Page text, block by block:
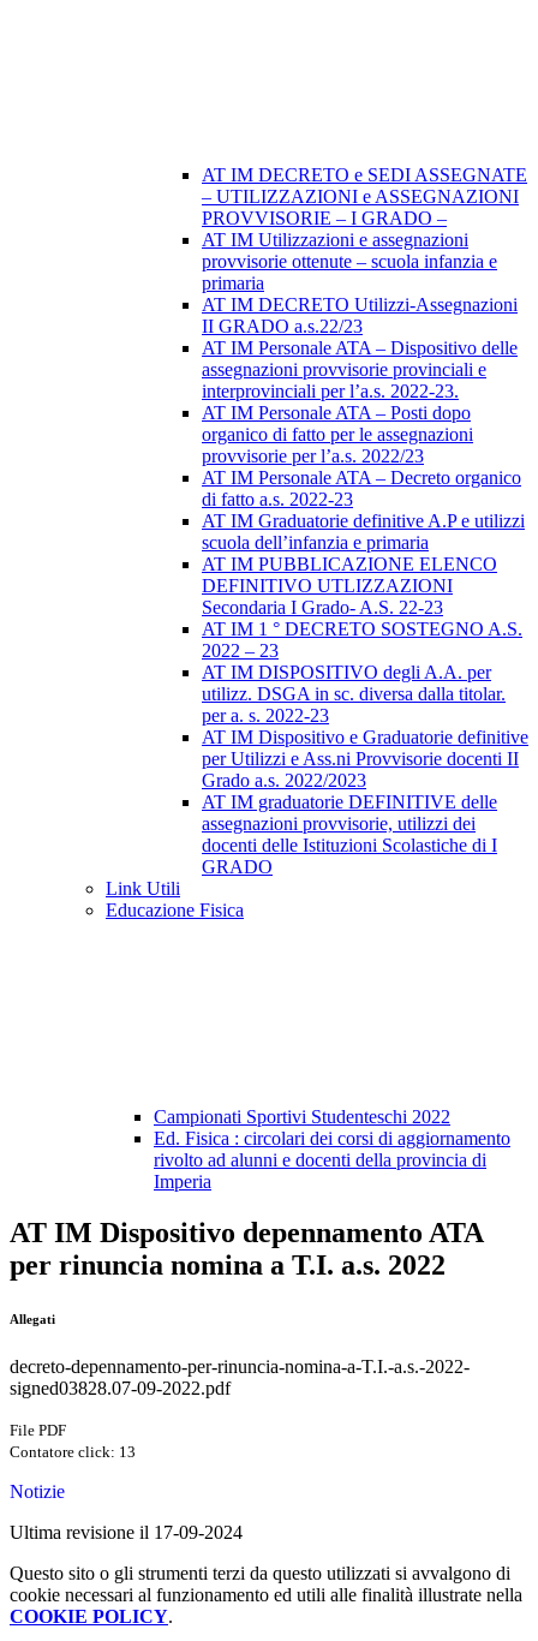
AT IM DECRETO e SEDI ASSEGNATE
– UTILIZZAZIONI e ASSEGNAZIONI
PROVVISORIE – I GRADO –
AT IM Utilizzazioni e assegnazioni
provvisorie ottenute – scuola infanzia e
primaria
AT IM DECRETO Utilizzi-Assegnazioni
II GRADO a.s.22/23
AT IM Personale ATA – Dispositivo delle
assegnazioni provvisorie provinciali e
interprovinciali per l’a.s. 2022-23.
AT IM Personale ATA – Posti dopo
organico di fatto per le assegnazioni
provvisorie per l’a.s. 2022/23
AT IM Personale ATA – Decreto organico
di fatto a.s. 2022-23
AT IM Graduatorie definitive A.P e utilizzi
scuola dell’infanzia e primaria
AT IM PUBBLICAZIONE ELENCO
DEFINITIVO UTLIZZAZIONI
Secondaria I Grado- A.S. 22-23
AT IM 1 ° DECRETO SOSTEGNO A.S.
2022 – 23
AT IM DISPOSITIVO degli A.A. per
utilizz. DSGA in sc. diversa dalla titolar.
per a. s. 2022-23
AT IM Dispositivo e Graduatorie definitive
per Utilizzi e Ass.ni Provvisorie docenti II
Grado a.s. 2022/2023
AT IM graduatorie DEFINITIVE delle
assegnazioni provvisorie, utilizzi dei
docenti delle Istituzioni Scolastiche di I
GRADO
Link Utili
Educazione Fisica
Campionati Sportivi Studenteschi 2022
Ed. Fisica : circolari dei corsi di aggiornamento
rivolto ad alunni e docenti della provincia di
Imperia
AT IM Dispositivo depennamento ATA
per rinuncia nomina a T.I. a.s. 2022
Allegati
decreto-depennamento-per-rinuncia-nomina-a-T.I.-a.s.-2022-
signed03828.07-09-2022.pdf
File PDF
Contatore click: 13
Notizie
Ultima revisione il 17-09-2024
Questo sito o gli strumenti terzi da questo utilizzati si avvalgono di
cookie necessari al funzionamento ed utili alle finalità illustrate nella
COOKIE POLICY.